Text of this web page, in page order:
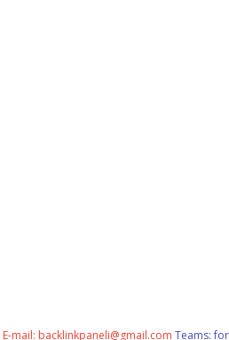
E-mail: backlinkpaneli@gmail.com Teams: